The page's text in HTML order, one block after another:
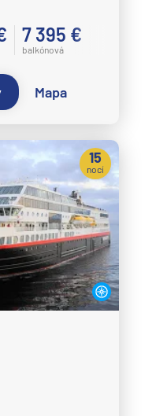
7 395 €
balkónová
Mapa
15
nocí